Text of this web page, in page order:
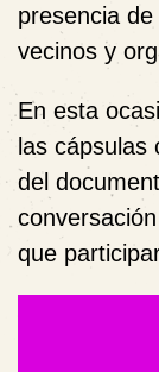
presencia
vecinos y
En esta
las
del
que